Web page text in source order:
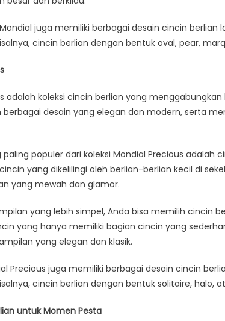
juga memiliki berbagai desain cincin berlian
cincin berlian dengan bentuk oval, pear,
adalah koleksi cincin berlian yang
berbagai desain yang elegan dan modern, serta
populer dari koleksi Mondial Precious adalah
yang dikelilingi oleh berlian-berlian kecil di
yang mewah dan glamor.
yang lebih simpel, Anda bisa memilih cincin
yang hanya memiliki bagian cincin yang
yang elegan dan klasik.
Precious juga memiliki berbagai desain cincin
cincin berlian dengan bentuk solitaire, halo,
untuk Momen Pesta